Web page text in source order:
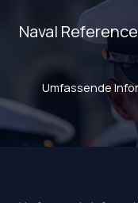
Inhalt
springen
Naval Reference
Umfassende